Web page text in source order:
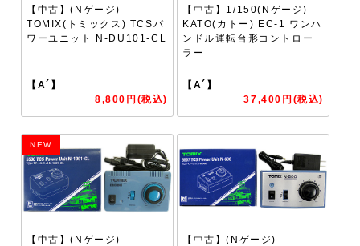
【中古】(Nゲージ)
TOMIX(トミックス) TCSパ
ワーユニット N-DU101-CL
【A´】
8,800円(税込)
【中古】1/150(Nゲージ)
KATO(カトー) EC-1 ワンハ
ンドル運転台形コントロー
ラー
【A´】
37,400円(税込)
NEW
【中古】(Nゲージ)
【中古】(Nゲージ)